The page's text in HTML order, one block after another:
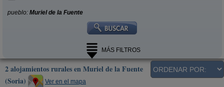
pueblo: Muriel de la Fuente
MÁS FILTROS
2 alojamientos rurales en Muriel de la Fuente
(Soria)
Ver en el mapa